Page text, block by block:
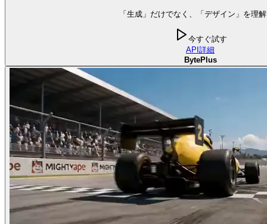
「生成」だけでなく、「デザイン」を理
今すぐ試す
API 詳細
BytePlus